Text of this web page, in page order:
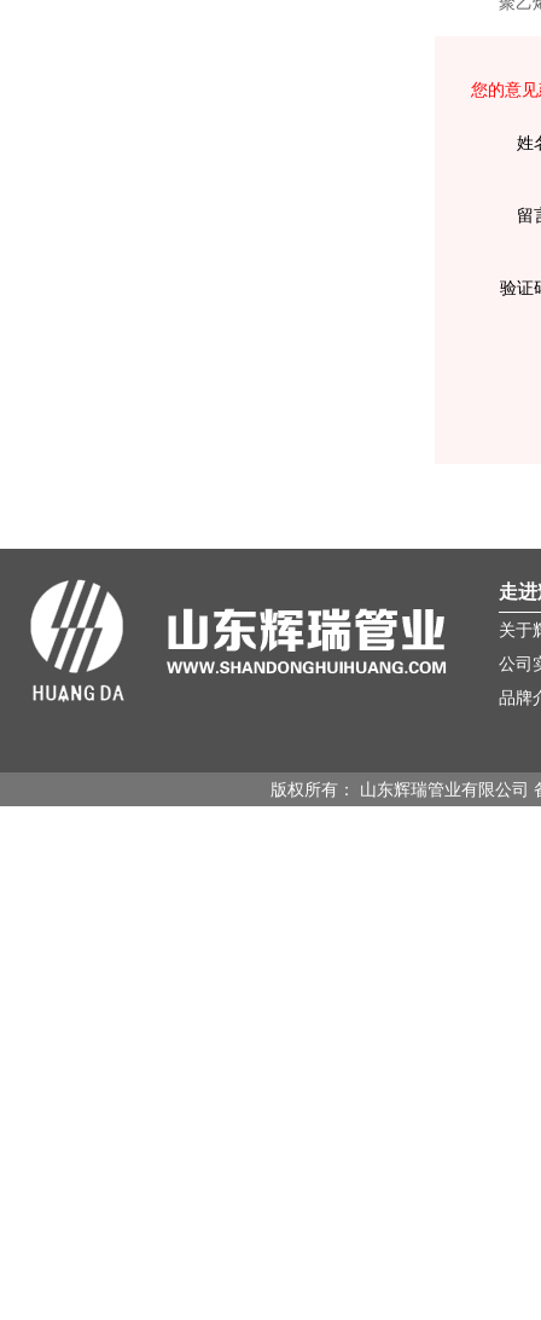
您的意
姓
留
验证
走
关于
公司
品牌
版权所有： 山东辉瑞管业有限公司